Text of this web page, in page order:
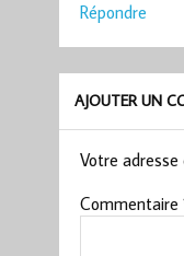
Répondre
AJOUTER UN
Votre
Commentaire